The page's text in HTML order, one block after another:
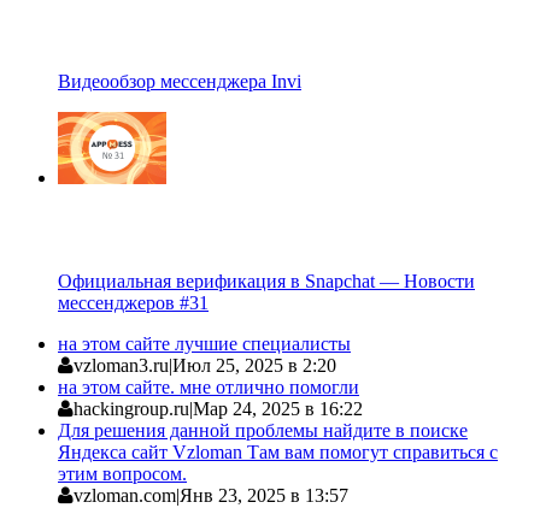
Видеообзор мессенджера Invi
Официальная верификация в Snapchat — Новости
мессенджеров #31
на этом сайте лучшие специалисты
vzloman3.ru|Июл 25, 2025 в 2:20
на этом сайте. мне отлично помогли
hackingroup.ru|Мар 24, 2025 в 16:22
Для решения данной проблемы найдите в поиске
Яндекса сайт Vzloman Там вам помогут справиться с
этим вопросом.
vzloman.com|Янв 23, 2025 в 13:57